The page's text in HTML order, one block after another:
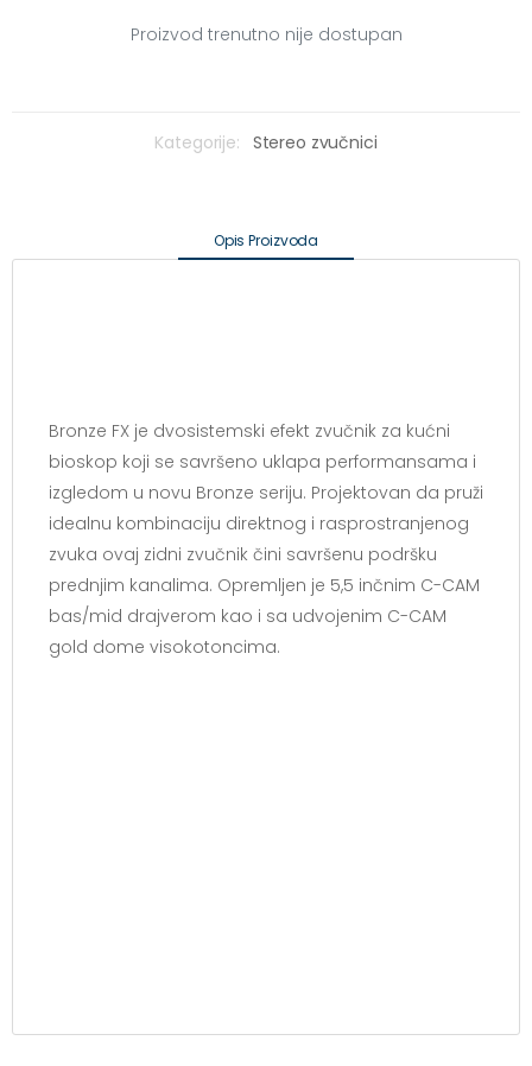
Proizvod trenutno nije dostupan
Kategorije: Stereo zvučnici
Opis Proizvoda
Bronze FX je dvosistemski efekt zvučnik za kućni
bioskop koji se savršeno uklapa performansama i
izgledom u novu Bronze seriju. Projektovan da pruži
idealnu kombinaciju direktnog i rasprostranjenog
zvuka ovaj zidni zvučnik čini savršenu podršku
prednjim kanalima. Opremljen je 5,5 inčnim C-CAM
bas/mid drajverom kao i sa udvojenim C-CAM
gold dome visokotoncima.